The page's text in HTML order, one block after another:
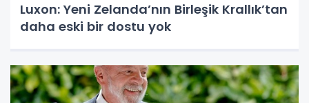
Luxon: Yeni Zelanda’nın Birleşik Krallık’tan
daha eski bir dostu yok